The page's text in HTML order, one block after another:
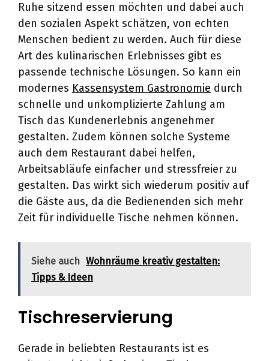
Ruhe sitzend essen möchten und dabei auch
den sozialen Aspekt schätzen, von echten
Menschen bedient zu werden. Auch für diese
Art des kulinarischen Erlebnisses gibt es
passende technische Lösungen. So kann ein
modernes Kassensystem Gastronomie durch
schnelle und unkomplizierte Zahlung am
Tisch das Kundenerlebnis angenehmer
gestalten. Zudem können solche Systeme
auch dem Restaurant dabei helfen,
Arbeitsabläufe einfacher und stressfreier zu
gestalten. Das wirkt sich wiederum positiv auf
die Gäste aus, da die Bedienenden sich mehr
Zeit für individuelle Tische nehmen können.
Siehe auch Wohnräume kreativ gestalten:
Tipps & Ideen
Tischreservierung
Gerade in beliebten Restaurants ist es